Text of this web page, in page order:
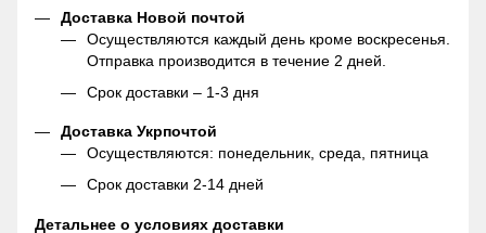
Доставка Новой почтой
Осуществляются каждый день кроме воскресенья.
Отправка производится в течение 2 дней.
Срок доставки – 1-3 дня
Доставка Укрпочтой
Осуществляются: понедельник, среда, пятница
Срок доставки 2-14 дней
Детальнее о условиях доставки